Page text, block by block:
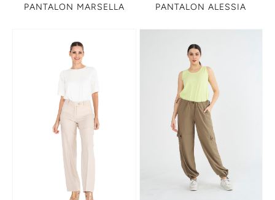
PANTALON MARSELLA PANTALON ALESSIA